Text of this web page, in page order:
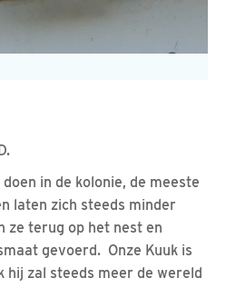
in de kolonie, de meeste
laten zich steeds minder
ze terug op het nest en
gevoerd. Onze Kuuk is
hij zal steeds meer de wereld